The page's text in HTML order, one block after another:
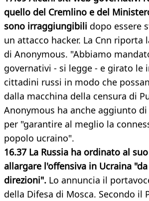
quello del Cremlino e del
sono irraggiungibili dopo essere
un attacco hacker. La Cnn riporta
di Anonymous. "Abbiamo
governativi - si legge - e girato le
cittadini russi in modo che
dalla macchina della censura di
Anonymous ha anche aggiunto
per "garantire al meglio la
popolo ucraino".
16.37 La Russia ha ordinato al
allargare l'offensiva in Ucraina
direzioni". Lo annuncia il
della Difesa di Mosca. Secondo il